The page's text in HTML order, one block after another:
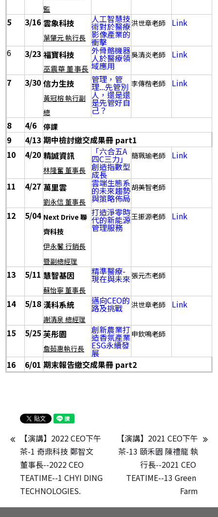
監
5 3/16 雲象科技
葉肇元 執行長
人工智慧技
術對於醫療
影像產業的
衝擊
洪世章老師 Link
6 3/23 福寶科技
巫震華 董事長
外骨骼機器
人於醫療領
域應用
吳清炎老師 Link
7 3/30 信力生技
黃冠榕 執行副
總
管理，管
理...先管別
人，還是還
是先管好自
己？
李傳楷老師 Link
8 4/6 停課
9 4/13 期中檢討繳交成果冊 part1
10
4/20 精誠資訊
林隆奮 董事長
「六合五A
四C三力」
創造指數型
成長
簡珮瑜老師 Link
11 4/27 萬里雲
劉永信 董事長
雲端生態系
的未來趨勢
與策略佈局
胡美智老師
12 5/04 Next Drive 聯
齊科技
伊永馨 行銷長
暨副總經理
打造淨零時
代的新能源
管理服務
王振源老師 Link
13 5/11 慧智基因
蘇怡寧 董事長
精準醫療-
現在與未來張元杰老師
14 5/18 漢科系統
謝清泉 總經理
邁向CEO的
路及挑戰 洪世章老師 Link
15 5/25 芙彤園
詹茹惠執行長
創新農業打
造香氛產業
ESG永續發
展
申欽鳴老師
16 6/01 期末報告繳交成果冊 part2
【演講】2022 CEO下午
茶-1 奇鼎科技 鄭智文
董事長--2022 CEO
TEATIME--1 CHYI DING
TECHNOLOGIES.
【演講】2021 CEO下午
茶-13 頤禾園 陳禮龍 執
行長--2021 CEO
TEATIME--13 Green
Farm